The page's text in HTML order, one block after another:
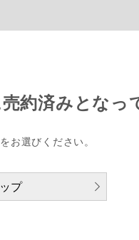
約済みとなっ
お選びください。
プ